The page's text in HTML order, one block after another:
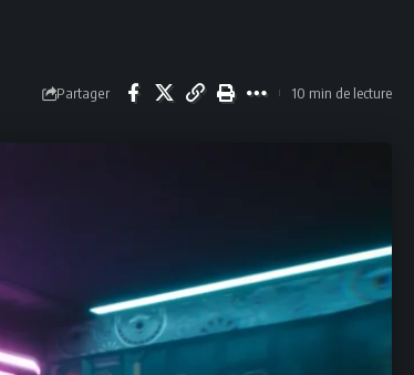
Partager 10 min de lecture